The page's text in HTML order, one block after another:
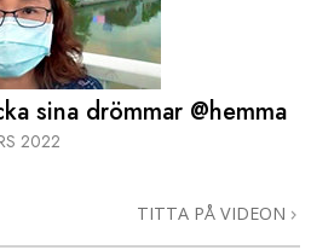
sina drömmar @hemma
2022
TITTA PÅ VIDEON